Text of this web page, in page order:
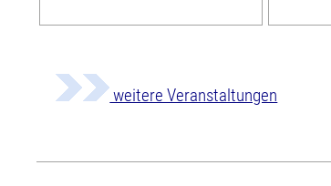
weitere Veranstaltungen